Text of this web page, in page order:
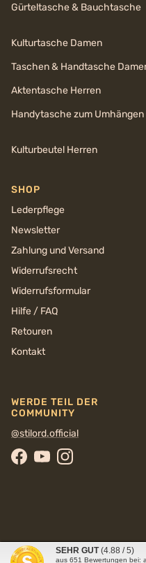
Gürteltasche & Bauchtasche
Kulturtasche Damen
Taschen & Handtasche
Aktentasche Herren
Handytasche zum Umhängen
Kulturbeutel Herren
SHOP
Lederpflege
Newsletter
Zahlung und Versand
Widerrufsrecht
Widerrufsformular
Hilfe / FAQ
Retouren
Kontakt
WERDE TEIL DER
COMMUNITY
@stilord.official
Facebook
YouTubeInstagram
© 2026STILORD
SEHR GUT (4.88 / 5)
aus 651 Bewertungen bei: